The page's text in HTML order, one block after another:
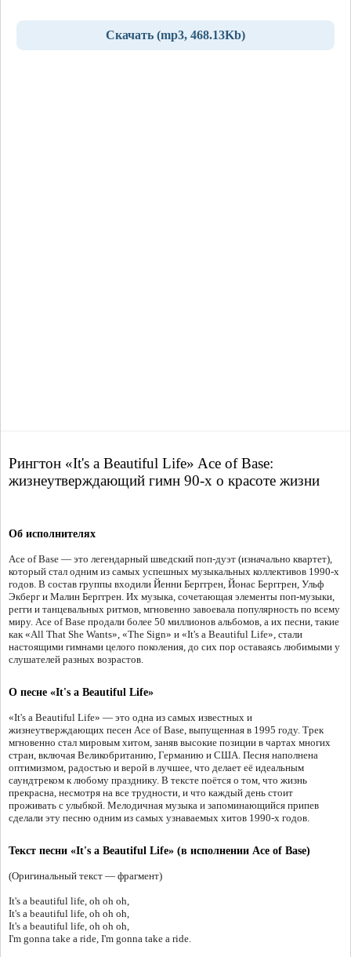
Скачать (mp3, 468.13Kb)
Рингтон «It's a Beautiful Life» Ace of Base:
жизнеутверждающий гимн 90-х о красоте жизни
Об исполнителях
Ace of Base — это легендарный шведский поп-дуэт (изначально квартет),
который стал одним из самых успешных музыкальных коллективов 1990-х
годов. В состав группы входили Йенни Берггрен, Йонас Берггрен, Ульф
Экберг и Малин Берггрен. Их музыка, сочетающая элементы поп-музыки,
регги и танцевальных ритмов, мгновенно завоевала популярность по всему
миру. Ace of Base продали более 50 миллионов альбомов, а их песни, такие
как «All That She Wants», «The Sign» и «It's a Beautiful Life», стали
настоящими гимнами целого поколения, до сих пор оставаясь любимыми у
слушателей разных возрастов.
О песне «It's a Beautiful Life»
«It's a Beautiful Life» — это одна из самых известных и
жизнеутверждающих песен Ace of Base, выпущенная в 1995 году. Трек
мгновенно стал мировым хитом, заняв высокие позиции в чартах многих
стран, включая Великобританию, Германию и США. Песня наполнена
оптимизмом, радостью и верой в лучшее, что делает её идеальным
саундтреком к любому празднику. В тексте поётся о том, что жизнь
прекрасна, несмотря на все трудности, и что каждый день стоит
проживать с улыбкой. Мелодичная музыка и запоминающийся припев
сделали эту песню одним из самых узнаваемых хитов 1990-х годов.
Текст песни «It's a Beautiful Life» (в исполнении Ace of Base)
(Оригинальный текст — фрагмент)
It's a beautiful life, oh oh oh,
It's a beautiful life, oh oh oh,
It's a beautiful life, oh oh oh,
I'm gonna take a ride, I'm gonna take a ride.